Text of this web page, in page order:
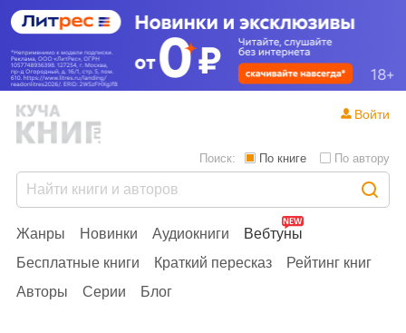
Жанры Новинки Аудиокниги
Вебтуны
Бесплатные книги
Краткий пересказ
Рейтинг книг
Авторы
Серии Блог
Поиск: По книге По автору
Войти